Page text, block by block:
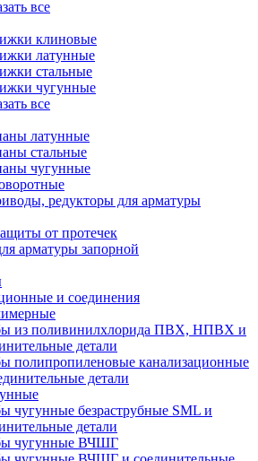
все
клиновые
латунные
стальные
чугунные
все
латунные
стальные
чугунные
редукторы для арматуры
от протечек
арматуры запорной
и соединения
из поливинилхлорида ПВХ, НПВХ и
детали
полипропиленовые канализационные
детали
чугунные безраструбные SML и
детали
чугунные ВЧШГ